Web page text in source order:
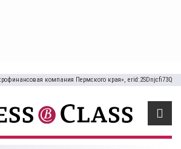
компания Пермского края», erid:2SDnjcfi73Q